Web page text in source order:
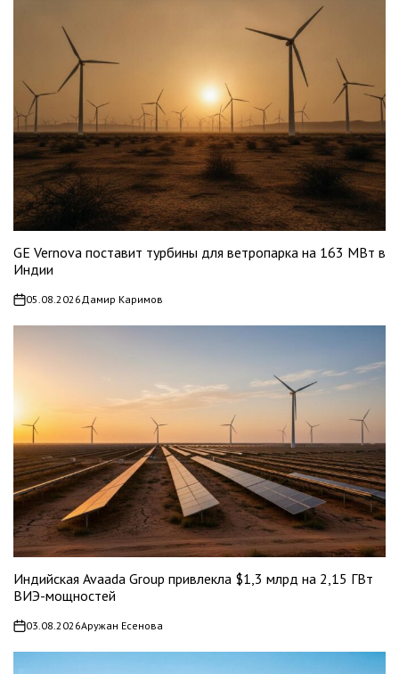
GE Vernova поставит турбины для ветропарка на 163 МВт в
Индии
on05.08.2026Дамир Каримов
Индийская Avaada Group привлекла $1,3 млрд на 2,15 ГВт
ВИЭ-мощностей
on03.08.2026Аружан Есенова